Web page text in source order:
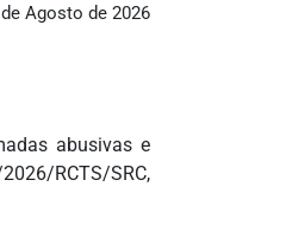
Agosto de 2026
abusivas e
RCTS/SRC,